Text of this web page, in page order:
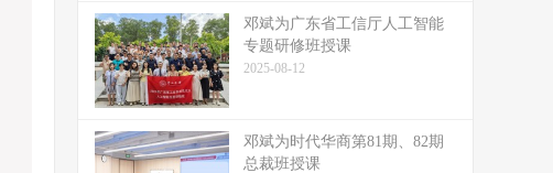
邓斌为广东省工信厅人工智能
专题研修班授课
2025-08-12
邓斌为时代华商第81期、82期
总裁班授课